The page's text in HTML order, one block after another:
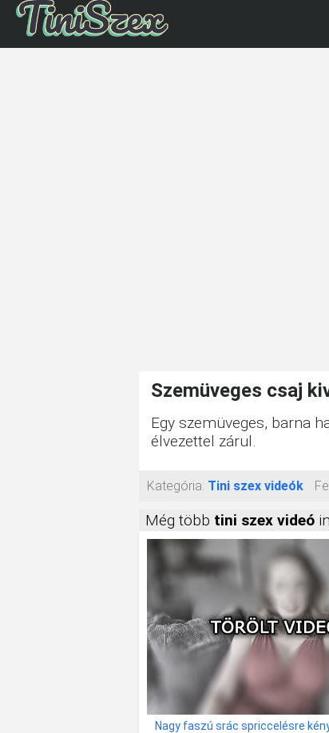
Szemüveges csaj
Egy szemüveges, barna
élvezettel zárul.
Kategória: Tini szex videók
Még több tini szex videó
Nagy faszú srác spriccelésre